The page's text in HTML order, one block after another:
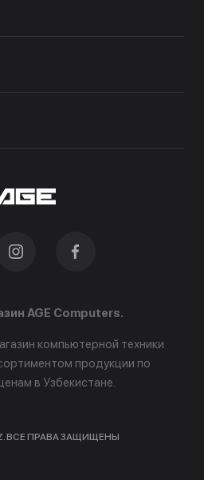
AGE Computers.
компьютерной техники
продукции по
в Узбекистане.
ВСЕ ПРАВА ЗАЩИЩЕНЫ